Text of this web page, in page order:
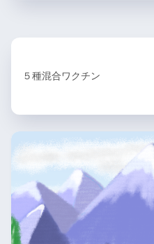
５種混合ワクチン